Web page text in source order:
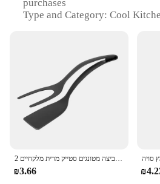
purchases
Type and Category: Cool
Usage and Purpose: Enhances
Performance and Property:
Parts and Accessories: Comes
components for immediate use
Features:
**Elevate Your Cooking
The Cool Kitchen Gadgets set
addition to any kitchen,
cooking process and add a
₪3.66